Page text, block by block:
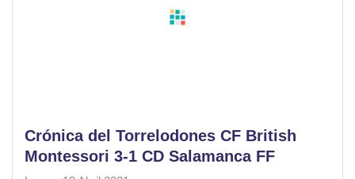
Crónica del Torrelodones CF British
Montessori 3-1 CD Salamanca FF